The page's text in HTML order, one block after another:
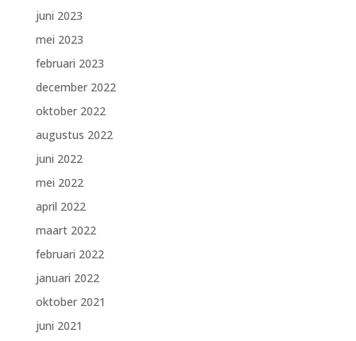
juni 2023
mei 2023
februari 2023
december 2022
oktober 2022
augustus 2022
juni 2022
mei 2022
april 2022
maart 2022
februari 2022
januari 2022
oktober 2021
juni 2021